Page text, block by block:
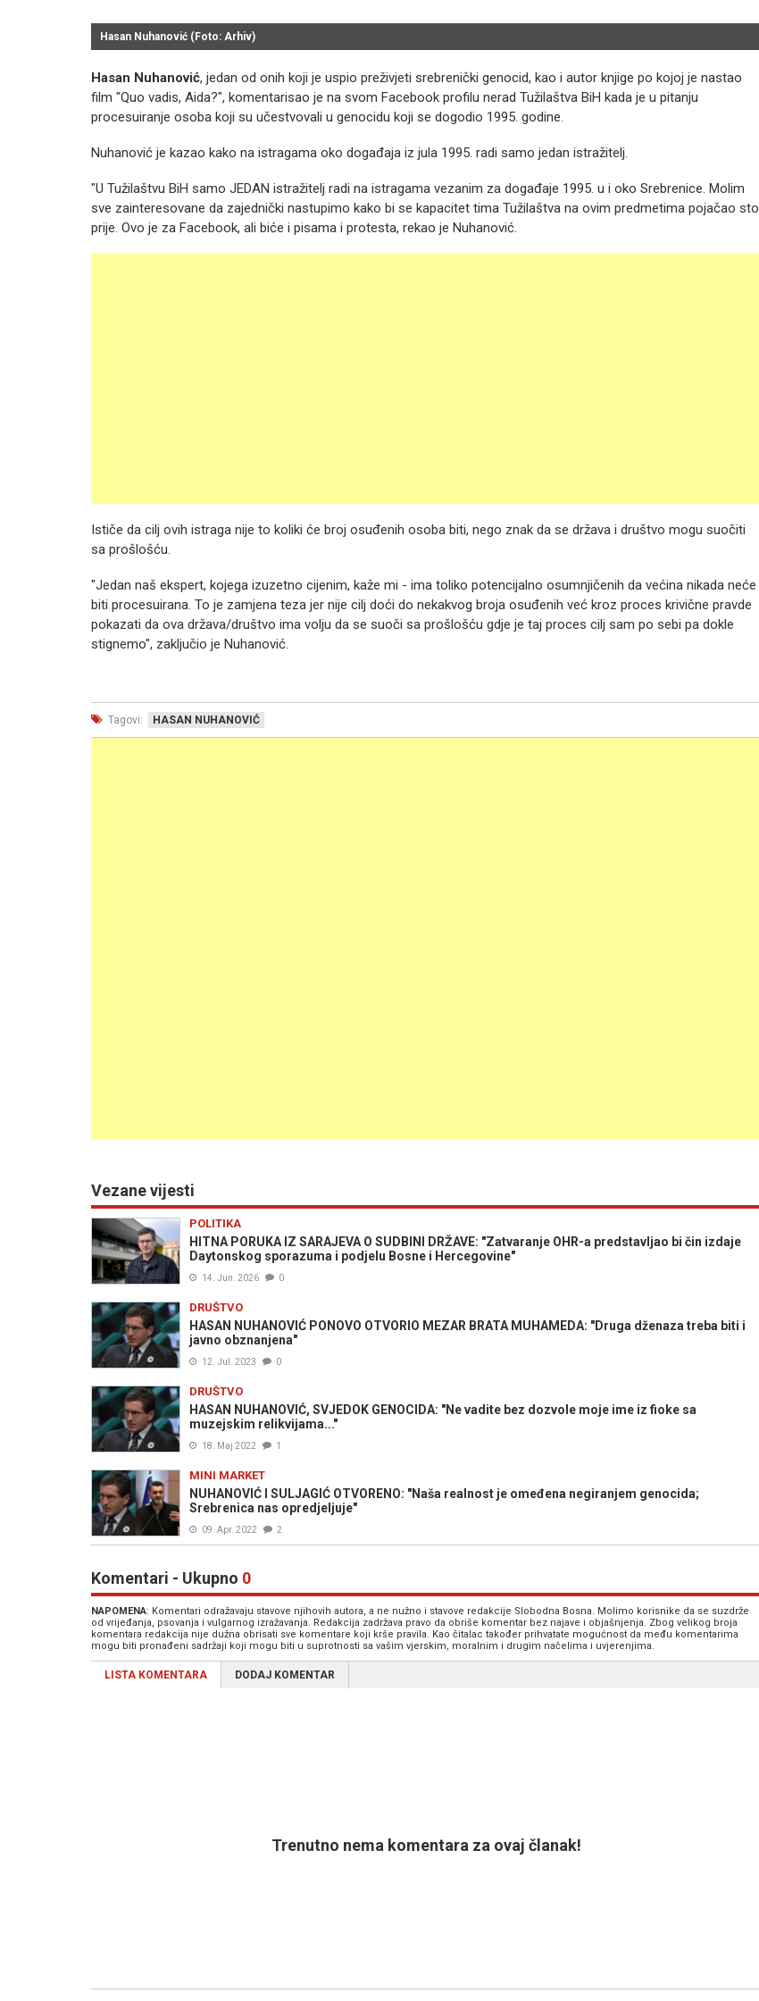
Hasan Nuhanović (Foto: Arhiv)
Hasan Nuhanović, jedan od onih koji je uspio preživjeti srebrenički genocid, kao i autor knjige po kojoj je nastao
film "Quo vadis, Aida?", komentarisao je na svom Facebook profilu nerad Tužilaštva BiH kada je u pitanju
procesuiranje osoba koji su učestvovali u genocidu koji se dogodio 1995. godine.
Nuhanović je kazao kako na istragama oko događaja iz jula 1995. radi samo jedan istražitelj.
"U Tužilaštvu BiH samo JEDAN istražitelj radi na istragama vezanim za događaje 1995. u i oko Srebrenice. Molim
sve zainteresovane da zajednički nastupimo kako bi se kapacitet tima Tužilaštva na ovim predmetima pojačao sto
prije. Ovo je za Facebook, ali biće i pisama i protesta, rekao je Nuhanović.
Ističe da cilj ovih istraga nije to koliki će broj osuđenih osoba biti, nego znak da se država i društvo mogu suočiti
sa prošlošću.
"Jedan naš ekspert, kojega izuzetno cijenim, kaže mi - ima toliko potencijalno osumnjičenih da većina nikada neće
biti procesuirana. To je zamjena teza jer nije cilj doći do nekakvog broja osuđenih već kroz proces krivične pravde
pokazati da ova država/društvo ima volju da se suoči sa prošlošću gdje je taj proces cilj sam po sebi pa dokle
stignemo", zaključio je Nuhanović.
Tagovi: HASAN NUHANOVIĆ
Vezane vijesti
POLITIKA
HITNA PORUKA IZ SARAJEVA O SUDBINI DRŽAVE: "Zatvaranje OHR-a predstavljao bi čin izdaje
Daytonskog sporazuma i podjelu Bosne i Hercegovine"
14. Jun. 2026 0
DRUŠTVO
HASAN NUHANOVIĆ PONOVO OTVORIO MEZAR BRATA MUHAMEDA: "Druga dženaza treba biti i
javno obznanjena"
12. Jul. 2023 0
DRUŠTVO
HASAN NUHANOVIĆ, SVJEDOK GENOCIDA: "Ne vadite bez dozvole moje ime iz fioke sa
muzejskim relikvijama..."
18. Maj 2022 1
MINI MARKET
NUHANOVIĆ I SULJAGIĆ OTVORENO: "Naša realnost je omeđena negiranjem genocida;
Srebrenica nas opredjeljuje"
09. Apr. 2022 2
Komentari - Ukupno 0
NAPOMENA: Komentari odražavaju stavove njihovih autora, a ne nužno i stavove redakcije Slobodna Bosna. Molimo korisnike da se suzdrže
od vrijeđanja, psovanja i vulgarnog izražavanja. Redakcija zadržava pravo da obriše komentar bez najave i objašnjenja. Zbog velikog broja
komentara redakcija nije dužna obrisati sve komentare koji krše pravila. Kao čitalac također prihvatate mogućnost da među komentarima
mogu biti pronađeni sadržaji koji mogu biti u suprotnosti sa vašim vjerskim, moralnim i drugim načelima i uvjerenjima.
LISTA KOMENTARA DODAJ KOMENTAR
Trenutno nema komentara za ovaj članak!